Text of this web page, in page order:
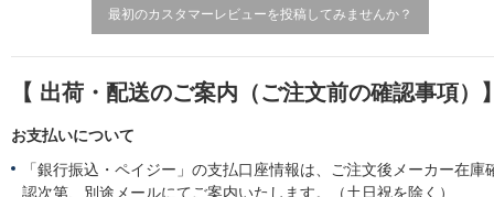
最初のカスタマーレビューを投稿してみませんか？
【 出荷・配送のご案内（ご注文前の確認事項）
お支払いについて
「銀行振込・ペイジー」の支払口座情報は、ご注文後メーカー在庫
認次第、別途メールにてご案内いたします。（土日祝を除く）